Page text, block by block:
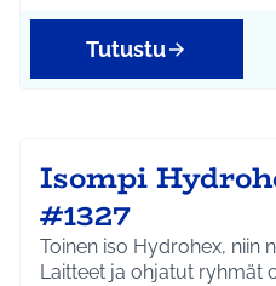
Tutustu
Isompi
#1327
Toinen iso Hydrohex, niin
Laitteet ja ohjatut ryhmät